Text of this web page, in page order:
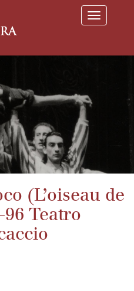
T
o
l
(L’oiseau de
Teatro